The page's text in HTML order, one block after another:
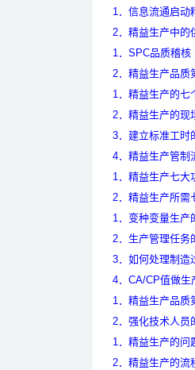
1．信息流通启动
2．精益生产中的
1．SPC品质稽核
2．精益生产品质
1．精益生产的七
2．精益生产的现
3．建立标准工时
4．精益生产管制
1．精益生产七大
2．精益生产所需
1．变种变量生产
2．生产管理任务
3．如何处理制造
4．CA/CP值做
1．精益生产品质
2．强化技术人员
1．精益生产的问
2．精益生产的流